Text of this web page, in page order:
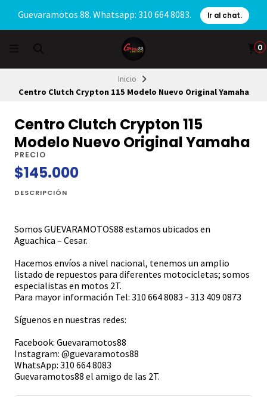
Guevaramotos 88. Whatsapp: 310 664 8083. Ir al chat.
0
Inicio
Centro Clutch Crypton 115 Modelo Nuevo Original Yamaha
Centro Clutch Crypton 115
Modelo Nuevo Original Yamaha
PRECIO
$145.000
DESCRIPCIÓN
Somos GUEVARAMOTOS88 estamos ubicados en
Aguachica – Cesar.
Hacemos envíos a nivel nacional, tenemos un amplio
listado de repuestos para diferentes motocicletas; somos
especialistas en motos 2T.
Para mayor información Tel: 310 664 8083 - 313 409 0873
Síguenos en nuestras redes:
Facebook: Guevaramotos88
Instagram: @guevaramotos88
WhatsApp: 310 664 8083
Guevaramotos88 el amigo de las 2T.